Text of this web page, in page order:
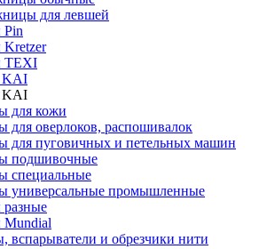
для левшей
TEXI
KAI
KAI
для кожи
для оверлоков, распошивалок
для пуговичных и петельных машин
подшивочные
специальные
универсальные промышленные
вспарыватели и обрезчики нити